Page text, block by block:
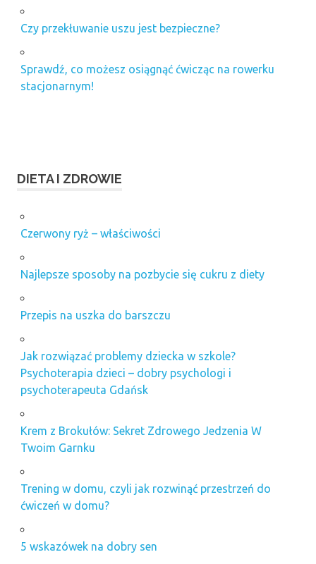
Czy przekłuwanie uszu jest bezpieczne?
Sprawdź, co możesz osiągnąć ćwicząc na rowerku
stacjonarnym!
DIETA I ZDROWIE
Czerwony ryż – właściwości
Najlepsze sposoby na pozbycie się cukru z diety
Przepis na uszka do barszczu
Jak rozwiązać problemy dziecka w szkole?
Psychoterapia dzieci – dobry psychologi i
psychoterapeuta Gdańsk
Krem z Brokułów: Sekret Zdrowego Jedzenia W
Twoim Garnku
Trening w domu, czyli jak rozwinąć przestrzeń do
ćwiczeń w domu?
5 wskazówek na dobry sen